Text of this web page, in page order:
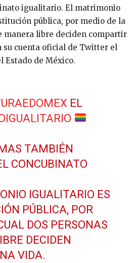
igualitario. El matrimonio
pública, por medio de la
manera libre deciden compartir
su cuenta oficial de Twitter el
Estado de México.
EL
TAMBIÉN
CONCUBINATO
IGUALITARIO ES
PÚBLICA, POR
DOS PERSONAS
DECIDEN
VIDA.